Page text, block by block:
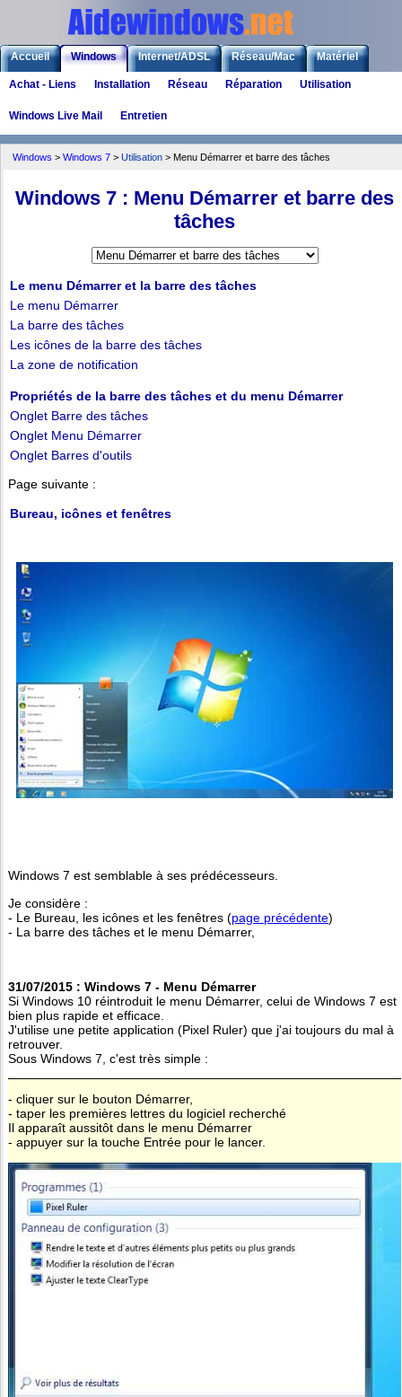
Accueil Windows Internet/ADSL Réseau/Mac Matériel
Logiciels Liens Jeux
Achat - Liens Installation Réseau Réparation Utilisation
Windows Live Mail Entretien
Windows > Windows 7 > Utilisation > Menu Démarrer et barre des tâches
Windows 7 : Menu Démarrer et barre des
tâches
Le menu Démarrer et la barre des tâches
Le menu Démarrer
La barre des tâches
Les icônes de la barre des tâches
La zone de notification
Propriétés de la barre des tâches et du menu Démarrer
Onglet Barre des tâches
Onglet Menu Démarrer
Onglet Barres d'outils
Page suivante :
Bureau, icônes et fenêtres
Windows 7 est semblable à ses prédécesseurs.
Je considère :
- Le Bureau, les icônes et les fenêtres (page précédente)
- La barre des tâches et le menu Démarrer,
31/07/2015 : Windows 7 - Menu Démarrer
Si Windows 10 réintroduit le menu Démarrer, celui de Windows 7 est
bien plus rapide et efficace.
J'utilise une petite application (Pixel Ruler) que j'ai toujours du mal à
retrouver.
Sous Windows 7, c'est très simple :
- cliquer sur le bouton Démarrer,
- taper les premières lettres du logiciel recherché
Il apparaît aussitôt dans le menu Démarrer
- appuyer sur la touche Entrée pour le lancer.